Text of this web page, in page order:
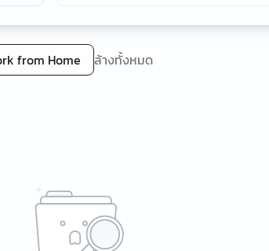
from Home ล้างทั้งหมด